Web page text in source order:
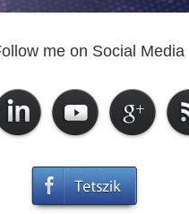
me on Social Media